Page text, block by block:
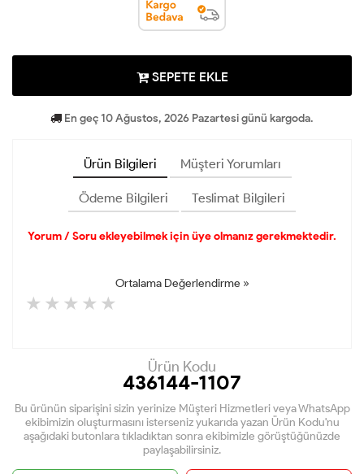
SEPETE EKLE
En geç 10 Ağustos, 2026 Pazartesi günü kargoda.
Ürün Bilgileri Müşteri Yorumları
Ödeme Bilgileri Teslimat Bilgileri
Yorum / Soru ekleyebilmek için üye olmanız gerekmektedir.
Ortalama Değerlendirme »
Ürün Kodu
436144-1107
Bu ürünün siparişini sizin yerinize Müşteri Hizmetleri veya WhatsApp
ekibimizin oluşturmasını isterseniz yukarıda yazan Ürün Kodu'nu
aşağıdaki butonlara tıkladıktan sonra ekibimizle görüştüğünüzde
paylaşabilirsiniz.